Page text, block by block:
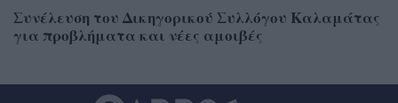
Συνέλευση του Δικηγορικού Συλλόγου Καλαμάτας
για προβλήματα και νέες αμοιβές